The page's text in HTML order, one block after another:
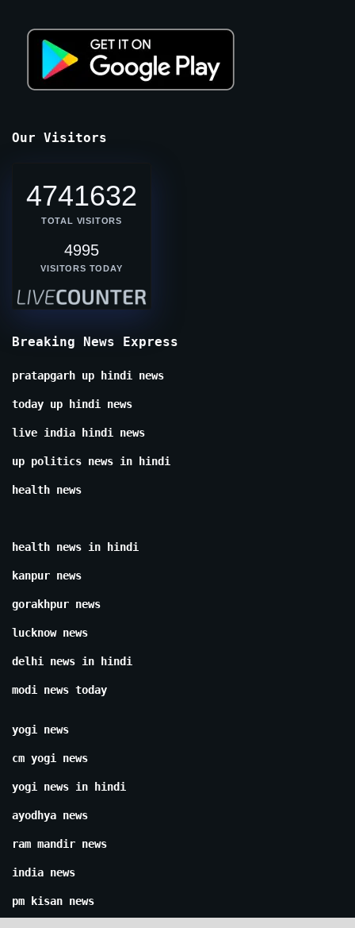
Our Visitors
4741632
TOTAL VISITORS
4995
VISITORS TODAY
Breaking News Express
pratapgarh up hindi news
today up hindi news
live india hindi news
up politics news in hindi
health news
health news in hindi
kanpur news
gorakhpur news
lucknow news
delhi news in hindi
modi news today
yogi news
cm yogi news
yogi news in hindi
ayodhya news
ram mandir news
india news
pm kisan news